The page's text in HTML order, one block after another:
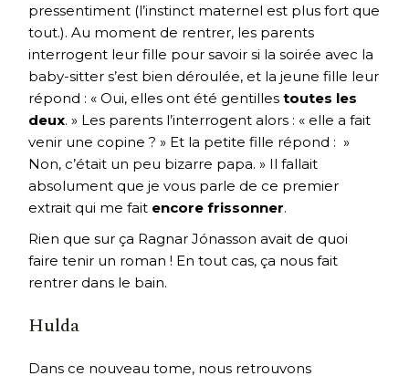
pressentiment (l’instinct maternel est plus fort que
tout.). Au moment de rentrer, les parents
interrogent leur fille pour savoir si la soirée avec la
baby-sitter s’est bien déroulée, et la jeune fille leur
répond : « Oui, elles ont été gentillestoutes les
deux. » Les parents l’interrogent alors : « elle a fait
venir une copine ? » Et la petite fille répond : »
Non, c’était un peu bizarre papa. » Il fallait
absolument que je vous parle de ce premier
extrait qui me fait encore frissonner.
Rien que sur ça Ragnar Jónasson avait de quoi
faire tenir un roman ! En tout cas, ça nous fait
rentrer dans le bain.
Hulda
Dans ce nouveau tome, nous retrouvons